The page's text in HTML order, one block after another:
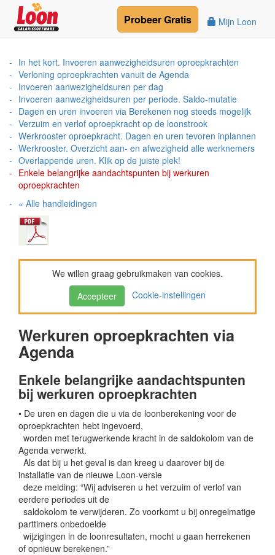
Mijn Loon
ProbeerGratis
In het kort. Invoeren aanwezigheidsuren oproepkrachten
Verloning oproepkrachten vanuit de Agenda
Invoeren aanwezigheidsuren per dag
Invoeren aanwezigheidsuren per periode. Saldo-mutatie
Dagen en uren invoeren via Berekenen nog steeds mogelijk
Verzuim en verlof oproepkracht op de loonstrook
Werkrooster oproepkracht. Dagen en uren tevoren inplannen
Werkrooster. Overzicht aan- en afwezigheid alle werknemers
Overlappende uren. Klik op de juiste plek!
Enkele belangrijke aandachtspunten bij werkuren
oproepkrachten
« Alle handleidingen
We willen graag gebruikmaken van cookies.
Accepteer
Cookie-instellingen
Werkuren oproepkrachten via
Agenda
Enkele belangrijke aandachtspunten
bij werkuren oproepkrachten
• De uren en dagen die u via de loonberekening voor de
oproepkrachten hebt ingevoerd,
worden met terugwerkende kracht in de saldokolom van de
Agenda verwerkt.
Als dat bij u het geval is dan kreeg u daarover bij de
installatie van de nieuwe Loon-versie
deze melding: “Wij adviseren u het verzuim of verlof van
eerdere periodes uit de
saldokolom te verwijderen. Zo voorkomt u bij onregelmatige
parttimers onbedoelde
wijzigingen in de loonresultaten, mocht u gaan herrekenen
of opnieuw berekenen.”